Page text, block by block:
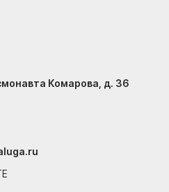
Комарова, д. 36